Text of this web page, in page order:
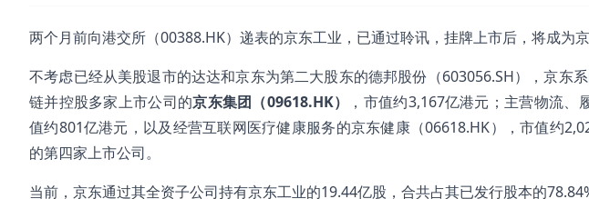
两个月前向港交所（00388.HK）递表的京东工业，已通过聆讯，挂牌上市后，将成为京
不考虑已经从美股退市的达达和京东为第二大股东的德邦股份（603056.SH），京东
链并控股多家上市公司的京东集团（09618.HK） ，市值约3,167亿港元；主营物流、
值约801亿港元，以及经营互联网医疗健康服务的京东健康（06618.HK），市值约
的第四家上市公司。
当前，京东通过其全资子公司持有京东工业的19.44亿股，合共占其已发行股本的